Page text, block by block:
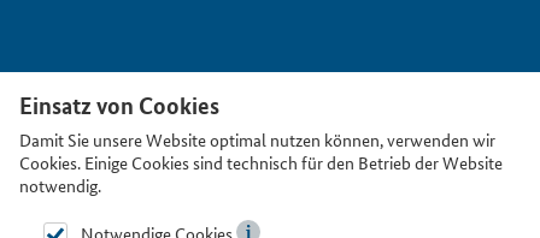
Einsatz von Cookies
Damit Sie unsere Website optimal nutzen können, verwenden wir
Cookies. Einige Cookies sind technisch für den Betrieb der Website
notwendig.